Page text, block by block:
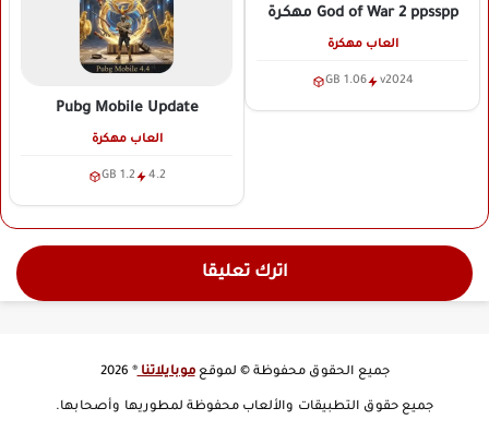
God of War 2 ppsspp مهكرة
العاب مهكرة
v2024
1.06 GB
Pubg Mobile Update
العاب مهكرة
4.2
1.2 GB
اترك تعليقا
جميع الحقوق محفوظة © لموقعموبايلاتنا® 2026
جميع حقوق التطبيقات والألعاب محفوظة لمطوريها وأصحابها.